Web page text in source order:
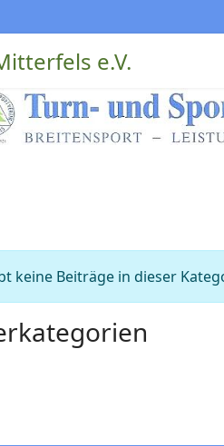
e.V.
keine Beiträge in dieser